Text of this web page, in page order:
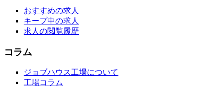
おすすめの求人
キープ中の求人
求人の閲覧履歴
コラム
ジョブハウス工場について
工場コラム